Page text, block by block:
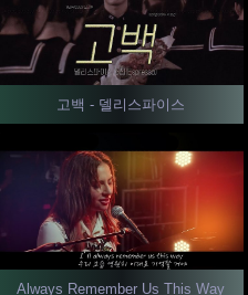
고백 - 델리스파이스
Always Remember Us This Way